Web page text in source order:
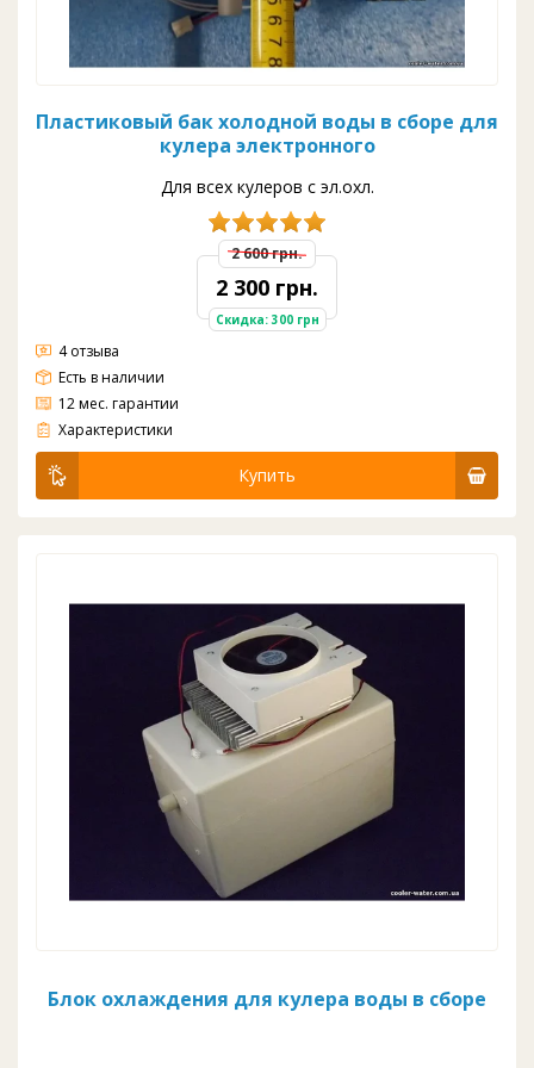
Пластиковый бак холодной воды в сборе для
кулера электронного
Для всех кулеров с эл.охл.
2 600 грн.
2 300 грн.
Скидка: 300 грн
4 отзыва
Есть в наличии
12 мес. гарантии
Пластиковый бак холодной воды в сборе для кулера c электронным охлаждением. Комплект: бак, пластина Пельтье, радиатор, датчик, вентилятор
Характеристики
Купить
Блок охлаждения для кулера воды в сборе